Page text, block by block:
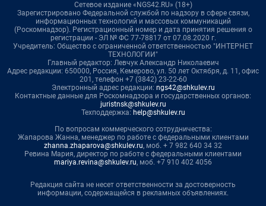
Сетевое издание «NGS42.RU» (18+)
Зарегистрировано Федеральной службой по надзору в сфере связи,
информационных технологий и массовых коммуникаций
(Роскомнадзор). Регистрационный номер и дата принятия решения о
регистрации - ЭЛ № ФС 77-78817 от 07.08.2020 г.
Учредитель: Общество с ограниченной ответственностью "ИНТЕРНЕТ
ТЕХНОЛОГИИ"
Главный редактор: Левчук Александр Николаевич
Адрес редакции: 650000, Россия, Кемерово, ул. 50 лет Октября, д. 11, офис
201, телефон +7 (3842) 23-22-60
Электронный адрес редакции: ngs42@shkulev.ru
Контактные данные для Роскомнадзора и государственных органов:
juristnsk@shkulev.ru
Техподдержка: help@shkulev.ru
По вопросам коммерческого сотрудничества:
Жапарова Жанна, менеджер по работе с федеральными клиентами
zhanna.zhaparova@shkulev.ru, моб. + 7 982 640 34 32
Ревина Мария, директор по работе с федеральными клиентами
mariya.revina@shkulev.ru, моб. +7 910 402 4056
Редакция сайта не несет ответственности за достоверность
информации, содержащейся в рекламных объявлениях.